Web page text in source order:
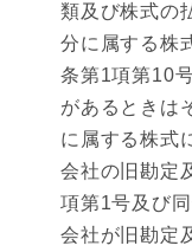
類及び株式の
分に属する株
条第1項第10
があるときは
に属する株式
会社の旧勘定
項第1号及び
会社が旧勘定